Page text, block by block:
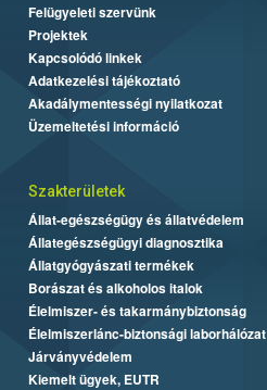
Felügyeleti szervünk
Projektek
Kapcsolódó linkek
Adatkezelési tájékoztató
Akadálymentességi nyilatkozat
Üzemeltetési információ
Szakterületek
Állat-egészségügy és állatvédelem
Állategészségügyi diagnosztika
Állatgyógyászati termékek
Borászat és alkoholos italok
Élelmiszer- és takarmánybiztonság
Élelmiszerlánc-biztonsági laborhálózat
Járványvédelem
Kiemelt ügyek, EUTR